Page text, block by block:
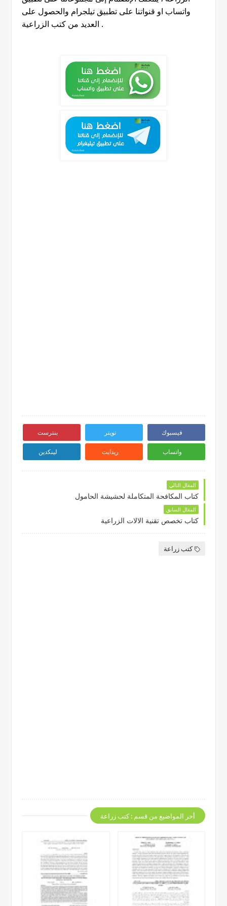
واتساب او قنواتنا على تطبيق تيلجرام والحصول على
.
فيسبوك تويتر بنترست
واتساب ريدايت لينكدين
المقال التالي
كتاب المكافحة المتكاملة لحشيشة الحامول
المقال السابق
كتاب تخصص تقنية الالات الزراعية
كتب زراعة
أخر المواضيع من قسم : كتب زراعة